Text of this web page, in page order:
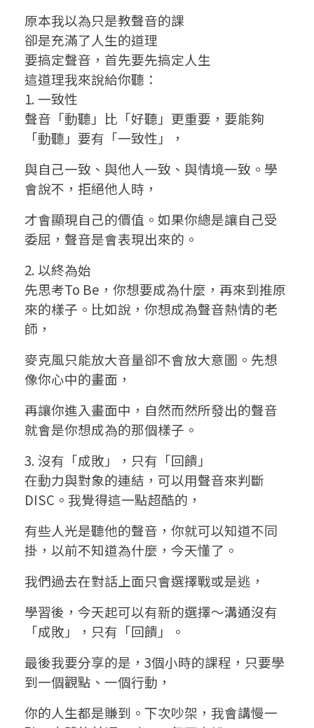
原本我以為只是教聲音的課
卻是充滿了人生的道理
要搞定聲音，首先要先搞定人生
這道理我來說給你聽：
1. 一致性
聲音「動聽」比「好聽」更重要，要能夠
「動聽」要有「一致性」，
與自己一致、與他人一致、與情境一致。學
會說不，拒絕他人時，
才會顯現自己的價值。如果你總是讓自己受
委屈，聲音是會表現出來的。
2. 以終為始
先思考To Be，你想要成為什麼，再來到推原
來的樣子。比如說，你想成為聲音熱情的老
師，
麥克風只能放大音量卻不會放大意圖。先想
像你心中的畫面，
再讓你進入畫面中，自然而然所發出的聲音
就會是你想成為的那個樣子。
3. 沒有「成敗」，只有「回饋」
在動力與對象的連結，可以用聲音來判斷
DISC。我覺得這一點超酷的，
有些人光是聽他的聲音，你就可以知道不同
掛，以前不知道為什麼，今天懂了。
我們過去在對話上面只會選擇戰或是逃，
學習後，今天起可以有新的選擇〜溝通沒有
「成敗」，只有「回饋」。
最後我要分享的是，3個小時的課程，只要學
到一個觀點、一個行動，
你的人生都是賺到。下次吵架，我會講慢一